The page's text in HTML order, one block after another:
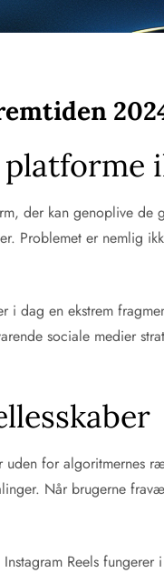
der kan genoplive
Problemet er nemlig
dag en ekstrem
sociale medier
for algoritmernes
Når brugerne
Reels